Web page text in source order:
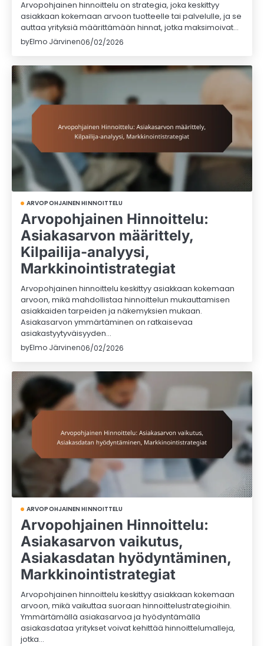
Arvopohjainen hinnoittelu on strategia, joka keskittyy
asiakkaan kokemaan arvoon tuotteelle tai palvelulle, ja se
auttaa yrityksiä määrittämään hinnat, jotka maksimoivat…
byElmo Järvinen06/02/2026
ARVOPOHJAINEN HINNOITTELU
Arvopohjainen Hinnoittelu:
Asiakasarvon määrittely,
Kilpailija-analyysi,
Markkinointistrategiat
Arvopohjainen hinnoittelu keskittyy asiakkaan kokemaan
arvoon, mikä mahdollistaa hinnoittelun mukauttamisen
asiakkaiden tarpeiden ja näkemyksien mukaan.
Asiakasarvon ymmärtäminen on ratkaisevaa
asiakastyytyväisyyden…
byElmo Järvinen06/02/2026
ARVOPOHJAINEN HINNOITTELU
Arvopohjainen Hinnoittelu:
Asiakasarvon vaikutus,
Asiakasdatan hyödyntäminen,
Markkinointistrategiat
Arvopohjainen hinnoittelu keskittyy asiakkaan kokemaan
arvoon, mikä vaikuttaa suoraan hinnoittelustrategioihin.
Ymmärtämällä asiakasarvoa ja hyödyntämällä
asiakasdataa yritykset voivat kehittää hinnoittelumalleja,
jotka…